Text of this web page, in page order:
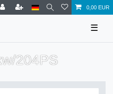
0,00 EUR
☰
204PS